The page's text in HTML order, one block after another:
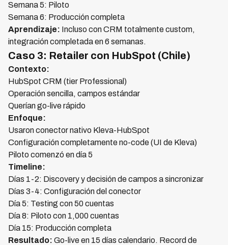
Semana 5: Piloto
Semana 6: Producción completa
Aprendizaje: Incluso con CRM totalmente custom,
integración completada en 6 semanas.
Caso 3: Retailer con HubSpot (Chile)
Contexto:
HubSpot CRM (tier Professional)
Operación sencilla, campos estándar
Querían go-live rápido
Enfoque:
Usaron conector nativo Kleva-HubSpot
Configuración completamente no-code (UI de Kleva)
Piloto comenzó en día 5
Timeline:
Días 1-2: Discovery y decisión de campos a sincronizar
Días 3-4: Configuración del conector
Día 5: Testing con 50 cuentas
Día 8: Piloto con 1,000 cuentas
Día 15: Producción completa
Resultado: Go-live en 15 días calendario. Record de